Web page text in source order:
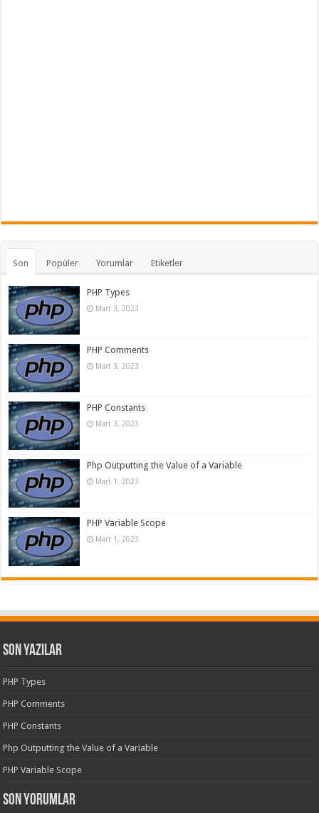
Son Popüler Yorumlar Etiketler
PHP Types
Mart 3, 2023
PHP Comments
Mart 3, 2023
PHP Constants
Mart 3, 2023
Php Outputting the Value of a Variable
Mart 1, 2023
PHP Variable Scope
Mart 1, 2023
Son Yazılar
PHP Types
PHP Comments
PHP Constants
Php Outputting the Value of a Variable
PHP Variable Scope
Son yorumlar